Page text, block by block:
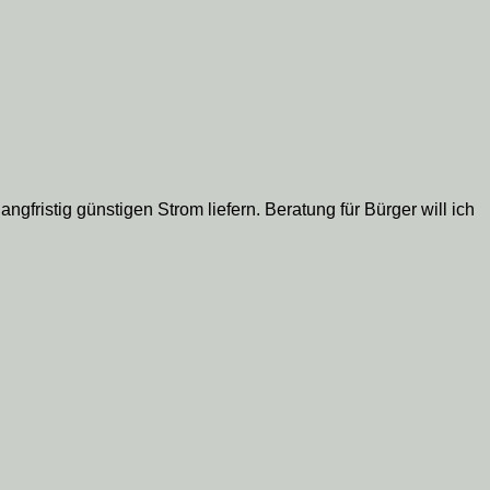
günstigen Strom liefern. Beratung für Bürger will ich